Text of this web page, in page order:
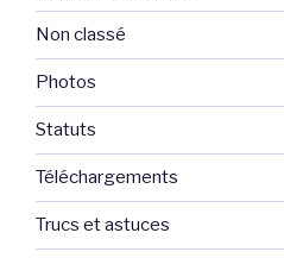
Non classé
Photos
Statuts
Téléchargements
Trucs et astuces